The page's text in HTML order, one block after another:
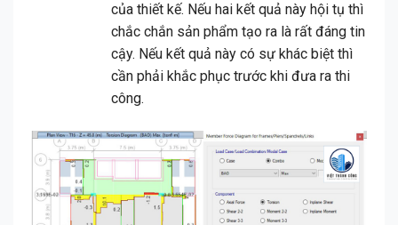
của thiết kế. Nếu hai kết quả này hội tụ thì
chắc chắn sản phẩm tạo ra là rất đáng tin
cậy. Nếu kết quả này có sự khác biệt thì
cần phải khắc phục trước khi đưa ra thi
công.